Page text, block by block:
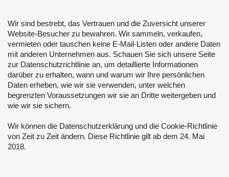
Wir sind bestrebt, das Vertrauen und die Zuversicht unserer
Website-Besucher zu bewahren. Wir sammeln, verkaufen,
vermieten oder tauschen keine E-Mail-Listen oder andere Daten
mit anderen Unternehmen aus. Schauen Sie sich unsere Seite
zur Datenschutzrichtlinie an, um detaillierte Informationen
darüber zu erhalten, wann und warum wir Ihre persönlichen
Daten erheben, wie wir sie verwenden, unter welchen
begrenzten Voraussetzungen wir sie an Dritte weitergeben und
wie wir sie sichern.
Wir können die Datenschutzerklärung und die Cookie-Richtlinie
von Zeit zu Zeit ändern. Diese Richtlinie gilt ab dem 24. Mai
2018.